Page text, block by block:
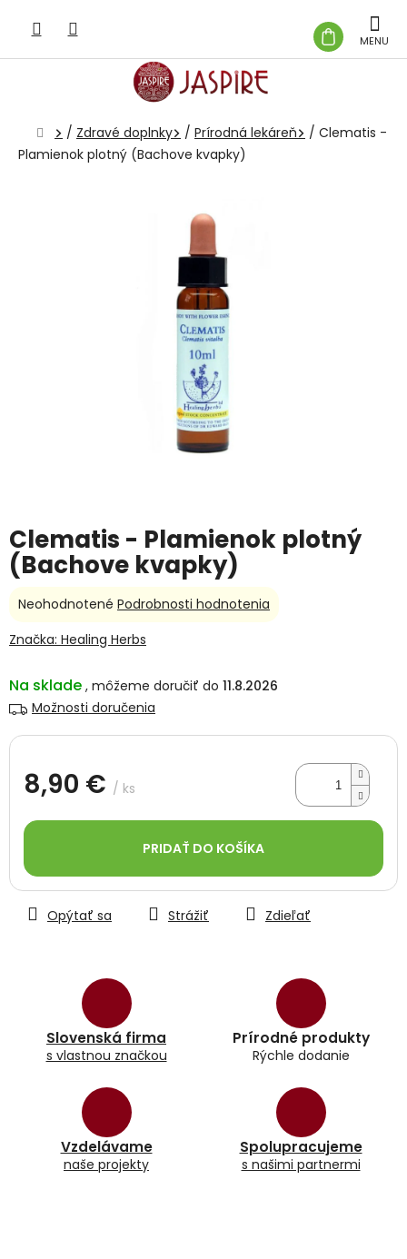
obsah
KOŠÍK
Domov
/ Zdravé doplnky / Prírodná lekáreň / Clematis -
Plamienok plotný (Bachove kvapky)
Clematis - Plamienok plotný
(Bachove kvapky)
Na sklade
11.8.2026
Možnosti doručenia
8,90 € / ks
cena:
PRIDAŤ DO KOŠÍKA
Slovenská firma
s vlastnou značkou
Prírodné produkty
Rýchle dodanie
Vzdelávame
naše projekty
Spolupracujeme
s našimi partnermi
Opýtať sa Strážiť Zdieľať
Priemerné
produktu
z
5
Neohodnotené Podrobnosti hodnotenia
Značka: Healing Herbs